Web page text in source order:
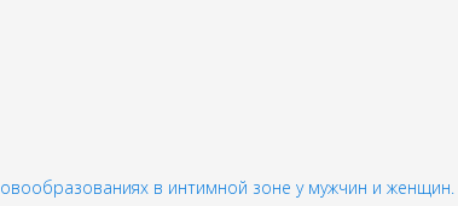
в интимной зоне у мужчин и женщин.